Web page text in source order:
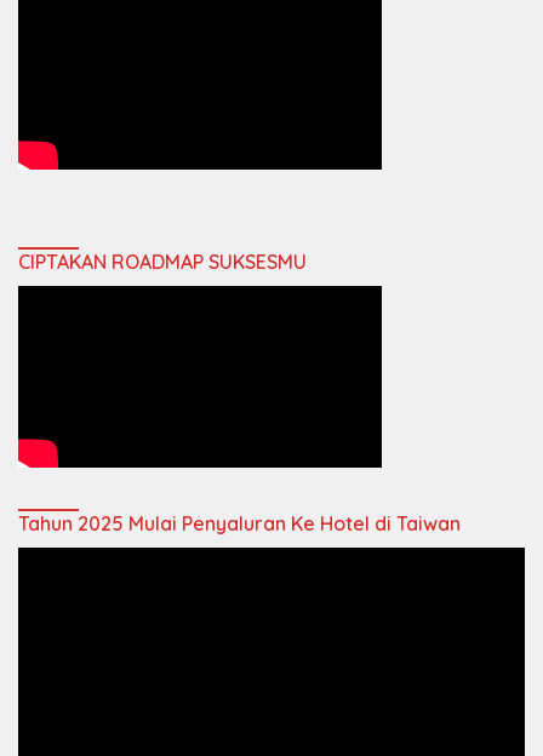
CIPTAKAN ROADMAP SUKSESMU
Tahun 2025 Mulai Penyaluran Ke Hotel di Taiwan